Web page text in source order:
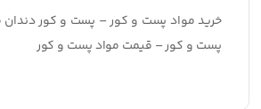
خرید مواد پست و کور – پست و کور
پست و کور – قیمت مواد پست و کور